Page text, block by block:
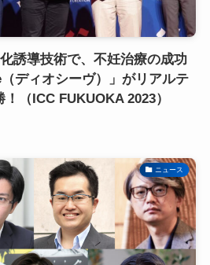
誘導技術で、不妊治療の成功
ディオシーヴ）」がリアルテ
（ICC FUKUOKA 2023）
ニュース